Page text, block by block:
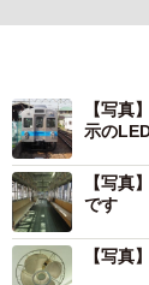
【写真
示の
【写真
です
【写真